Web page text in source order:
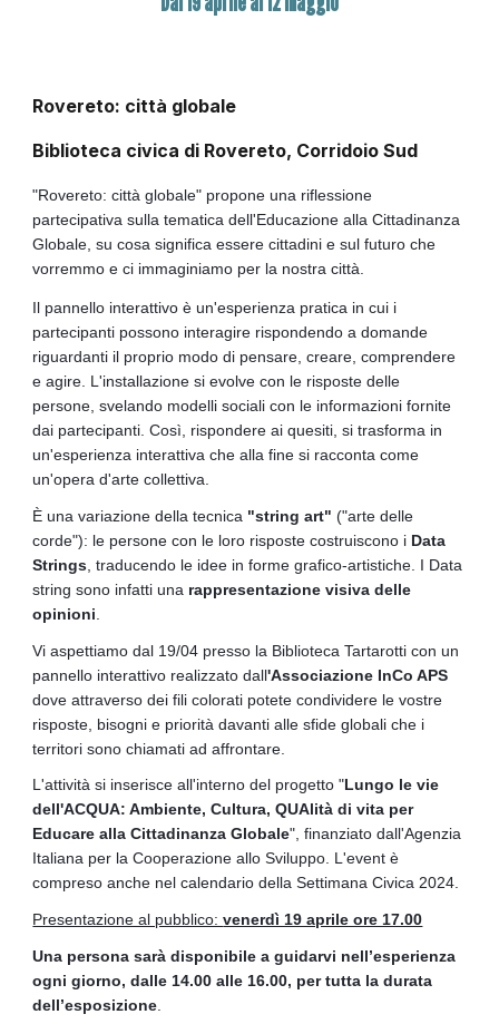
Rovereto: città globale
Biblioteca civica di Rovereto, Corridoio Sud
"Rovereto: città globale" propone una riflessione
partecipativa sulla tematica dell'Educazione alla Cittadinanza
Globale, su cosa significa essere cittadini e sul futuro che
vorremmo e ci immaginiamo per la nostra città.
Il pannello interattivo è un'esperienza pratica in cui i
partecipanti possono interagire rispondendo a domande
riguardanti il ​​proprio modo di pensare, creare, comprendere
e agire. L'installazione si evolve con le risposte delle
persone, svelando modelli sociali con le informazioni fornite
dai partecipanti. Così, rispondere ai quesiti, si trasforma in
un'esperienza interattiva che alla fine si racconta come
un'opera d'arte collettiva.
È una variazione della tecnica "string art" ("arte delle
corde"): le persone con le loro risposte costruiscono i Data
Strings , traducendo le idee in forme grafico-artistiche. I Data
string sono infatti una rappresentazione visiva delle
opinioni
Vi aspettiamo dal 19/04 presso la Biblioteca Tartarotti con un
pannello interattivo realizzato dall'Associazione InCo APS
dove attraverso dei fili colorati potete condividere le vostre
risposte, bisogni e priorità davanti alle sfide globali che i
territori sono chiamati ad affrontare.
L'attività si inserisce all'interno del progetto "Lungo le vie
dell'ACQUA: Ambiente, Cultura, QUAlità di vita per
Educare alla Cittadinanza Globale", finanziato dall'Agenzia
Italiana per la Cooperazione allo Sviluppo. L'event è
compreso anche nel calendario della Settimana Civica 2024.
Presentazione al pubblico:venerdì 19 aprile ore 17.00
Una persona sarà disponibile a guidarvi nell’esperienza
ogni giorno, dalle 14.00 alle 16.00, per tutta la durata
dell’esposizione